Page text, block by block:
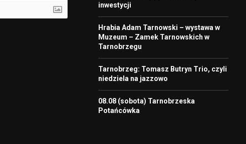
inwestycji
Hrabia Adam Tarnowski – wystawa w
Muzeum – Zamek Tarnowskich w
Tarnobrzegu
Tarnobrzeg: Tomasz Butryn Trio, czyli
niedziela na jazzowo
08.08 (sobota) Tarnobrzeska
Potańcówka